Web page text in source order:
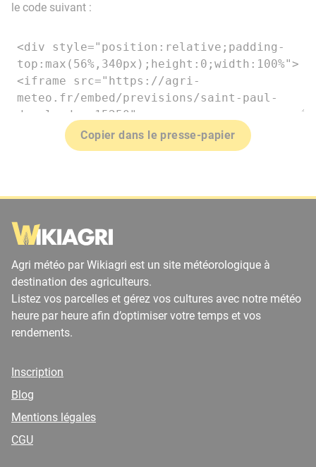
le code suivant :
Copier dans le presse-papier
Agri météo par Wikiagri est un site météorologique à
destination des agriculteurs.
Listez vos parcelles et gérez vos cultures avec notre météo
heure par heure afin d’optimiser votre temps et vos
rendements.
Inscription
Blog
Mentions légales
CGU